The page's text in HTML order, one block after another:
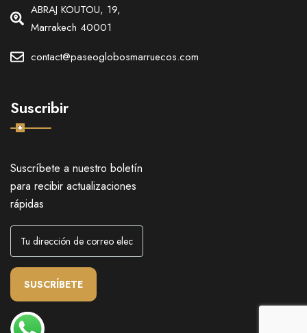
ABRAJ KOUTOU, 19,
Marrakech 40001
contact@paseoglobosmarruecos.com
Suscribir
Suscríbete a nuestro boletín
para recibir actualizaciones
rápidas
SUSCRÍBETE